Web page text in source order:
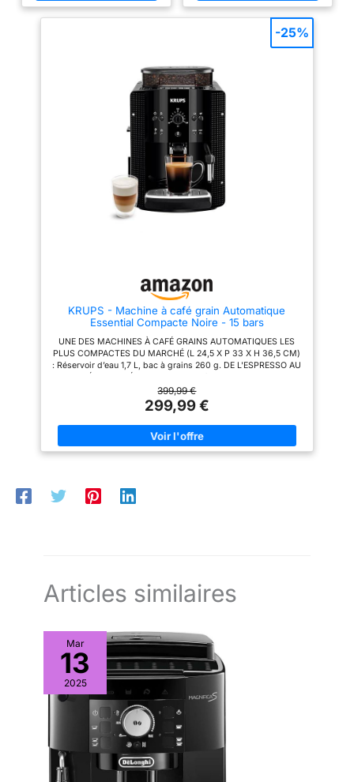
réparable dans notre
sa durée de vie.
VOTRE CAFÉ, D'UNE SIMPLE
FRAÎCHEMENT MOULU ET
PERSONNALISÉ: chaque tasse
est préparée à partir de grains
fraîchement moulus grâce au
moulin à 13 réglages ; ajustez
l’intensité de l’arôme et
choisissez un café court ou long
d’une simple touche VOTRE
LAIT COMME VOUS L'AIMEZ: le
mousseur à lait 2-en-1 permet
de choisir entre lait chaud ou
mousse dense pour vos
grâce aux programmes
automatiques de rinçage et de
détartrage, pièces amovibles et
indicateurs, avec arrêt
d’énergie et mode veille CE
N’EST PAS JUSTE PARFAIT.
C’EST PERFETTO. Du café du
goûter, Magnifica S transforme
chaque gorgée en un moment
lait lisse et veloutée – parfaite
cafés au lait. SPÉCIALITÉS DE
CAFÉ PERSONNALISABLES :
Ajustez facilement la taille de la
quantité et la température selon
vos préférences personnelles.
NETTOYAGE FACILE : Le
mousseur à lait classique ne
comprend que deux pièces et
elles sont compatibles lave-
vaisselle, ce qui rend le
nettoyage quotidien rapide et
sans contrainte. COMPATIBLE
FILTRE AQUACLEAN : Réduit la
formation de calcaire,
minimisant le besoin de
KRUPS - Machine à café grain Automatique
Essential Compacte Noire - 15 bars
UNE DES MACHINES À CAFÉ GRAINS AUTOMATIQUES LES
PLUS COMPACTES DU MARCHÉ (L 24,5 X P 33 X H 36,5 CM)
: Réservoir d’eau 1,7 L, bac à grains 260 g. DE L'ESPRESSO AU
CAFÉ ALLONGÉ : Les meilleurs arômes de vos grains
fraîchement moulus révélés à chaque tasse grace au contrôle
du broyage et de la température de Krups. INTERFACE
INTUITIVE : Commandes par boutons avec LED lumineuses
pour un usage fluide, simple et rapide au quotidien. BUSE
VAPEUR INTÉGRÉE : Réalisez chez vous des cappuccinos
onctueux avec une mousse parfaite. Facile à utiliser et à
ANS AU JUSTE PRIX : Produit réparable dans notre réseau de
6200 réparateurs dans le monde pour prolonger sa durée de
399,99 €
299,99 €
-25%
Articles similaires
Mar
13
2025